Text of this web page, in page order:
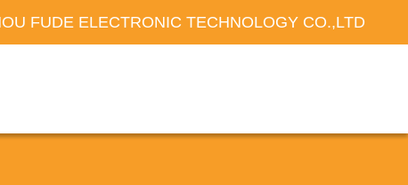
FUDE ELECTRONIC TECHNOLOGY CO.,LTD